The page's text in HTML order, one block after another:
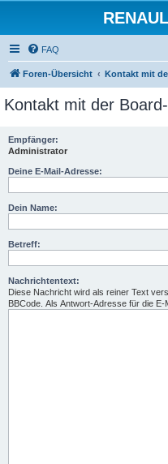
FAQ
Foren-Übersicht Kontakt mit
Kontakt mit der
Empfänger:
Administrator
Deine E-Mail-Adresse:
Dein Name:
Betreff:
Nachrichtentext:
Diese Nachricht wird als reiner Text
BBCode. Als Antwort-Adresse für die